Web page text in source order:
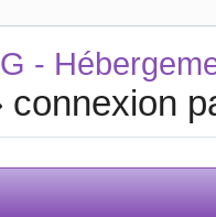
-
connexion